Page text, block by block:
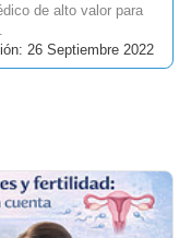
de alto valor para
26 Septiembre 2022